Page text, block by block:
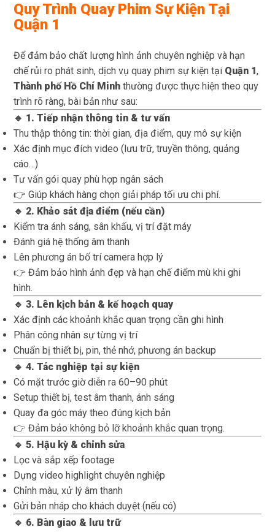
Quy Trình Quay Phim Sự Kiện Tại
Quận 1
Để đảm bảo chất lượng hình ảnh chuyên nghiệp và hạn
chế rủi ro phát sinh, dịch vụ quay phim sự kiện tại Quận 1,
Thành phố Hồ Chí Minh thường được thực hiện theo quy
trình rõ ràng, bài bản như sau:
🔹 1. Tiếp nhận thông tin & tư vấn
Thu thập thông tin: thời gian, địa điểm, quy mô sự kiện
Xác định mục đích video (lưu trữ, truyền thông, quảng
cáo…)
Tư vấn gói quay phù hợp ngân sách
👉 Giúp khách hàng chọn giải pháp tối ưu chi phí.
🔹 2. Khảo sát địa điểm (nếu cần)
Kiểm tra ánh sáng, sân khấu, vị trí đặt máy
Đánh giá hệ thống âm thanh
Lên phương án bố trí camera hợp lý
👉 Đảm bảo hình ảnh đẹp và hạn chế điểm mù khi ghi
hình.
🔹 3. Lên kịch bản & kế hoạch quay
Xác định các khoảnh khắc quan trọng cần ghi hình
Phân công nhân sự từng vị trí
Chuẩn bị thiết bị, pin, thẻ nhớ, phương án backup
🔹 4. Tác nghiệp tại sự kiện
Có mặt trước giờ diễn ra 60–90 phút
Setup thiết bị, test âm thanh, ánh sáng
Quay đa góc máy theo đúng kịch bản
👉 Đảm bảo không bỏ lỡ khoảnh khắc quan trọng.
🔹 5. Hậu kỳ & chỉnh sửa
Lọc và sắp xếp footage
Dựng video highlight chuyên nghiệp
Chỉnh màu, xử lý âm thanh
Gửi bản nháp cho khách duyệt (nếu có)
🔹 6. Bàn giao & lưu trữ